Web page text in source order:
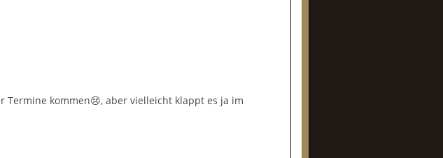
Termine kommen😢, aber vielleicht klappt es ja im